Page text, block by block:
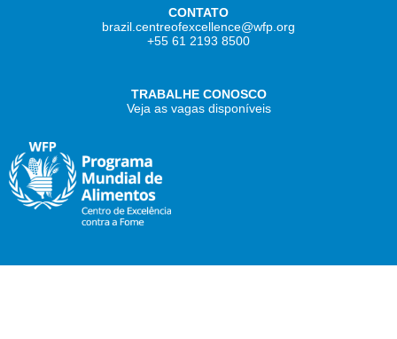
CONTATO
brazil.centreofexcellence@wfp.org
+55 61 2193 8500
TRABALHE CONOSCO
Veja as vagas disponíveis